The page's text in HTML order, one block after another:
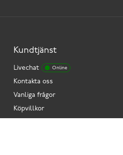
Kundtjänst
Livechat Online
Kontakta oss
Vanliga frågor
Köpvillkor